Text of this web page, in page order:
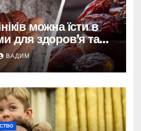
можна їсти в
для здоров’я та
ВАДИМ